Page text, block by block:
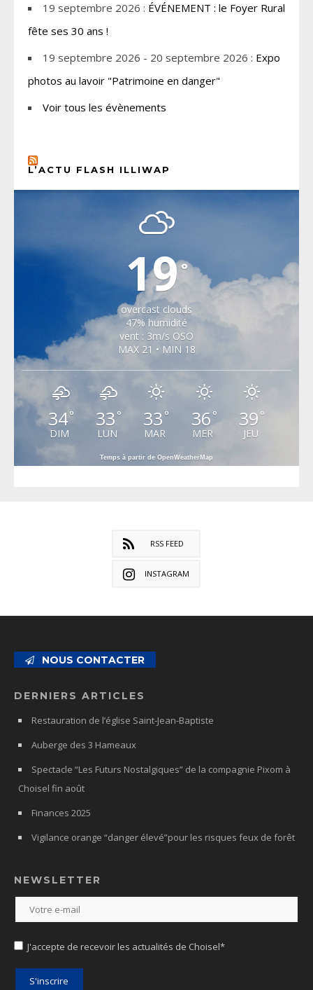
19 septembre 2026 : ÉVÉNEMENT : le Foyer Rural
fête ses 30 ans !
19 septembre 2026 - 20 septembre 2026 : Expo
photos au lavoir "Patrimoine en danger"
Voir tous les évènements
L’ACTU FLASH ILLIWAP
19°
overcast clouds
47% humidité
vent : 3m/s OSO
MAX 21 • MIN 18
34°
DIM
33 °
LUN
33 °
MAR
36 °
MER
39 °
JEU
Temps à partir de OpenWeatherMap
RSS FEED
INSTAGRAM
NOUS CONTACTER
DERNIERS ARTICLES
Restauration de l’église Saint-Jean-Baptiste
Auberge des 3 Hameaux
Spectacle “Les Futurs Nostalgiques” de la compagnie Pixom à
Choisel fin août
Finances 2025
Vigilance orange “danger élevé”pour les risques feux de forêt
NEWSLETTER
J'accepte de recevoir les actualités de Choisel*